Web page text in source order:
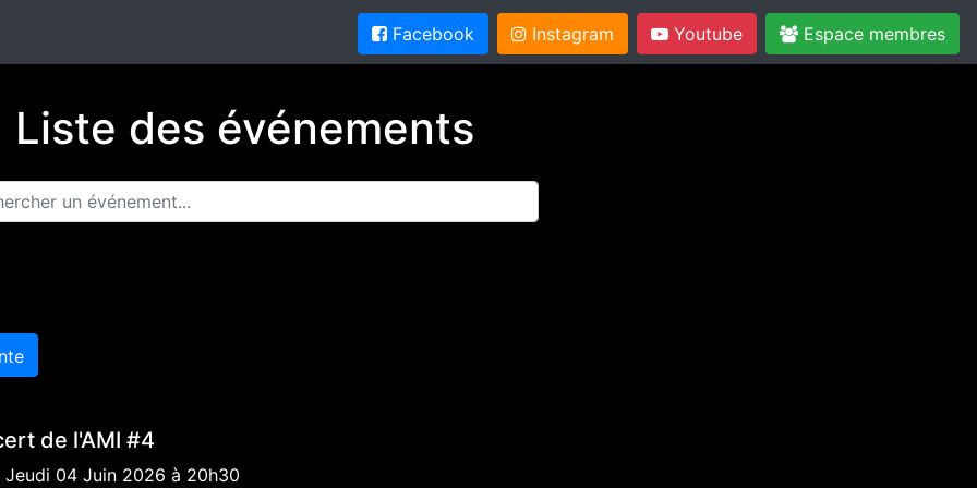
Facebook Instagram Youtube Espace membres
Liste des événements
de l'AMI #4
04 Juin 2026 à 20h30